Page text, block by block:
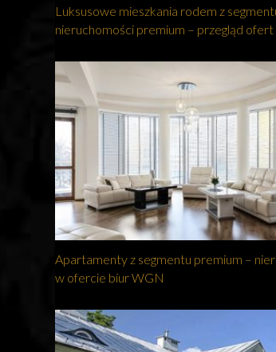
Luksusowe mieszkania rodem z
nieruchomości premium – przegląd
Apartamenty z segmentu premium –
w ofercie biur WGN